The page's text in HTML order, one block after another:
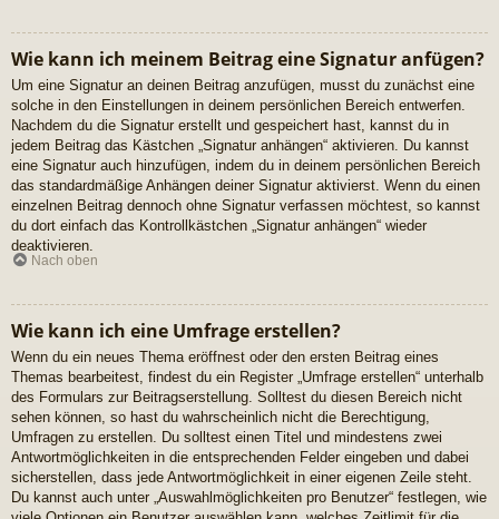
Wie kann ich meinem Beitrag eine Signatur anfügen?
Um eine Signatur an deinen Beitrag anzufügen, musst du zunächst eine
solche in den Einstellungen in deinem persönlichen Bereich entwerfen.
Nachdem du die Signatur erstellt und gespeichert hast, kannst du in
jedem Beitrag das Kästchen „Signatur anhängen“ aktivieren. Du kannst
eine Signatur auch hinzufügen, indem du in deinem persönlichen Bereich
das standardmäßige Anhängen deiner Signatur aktivierst. Wenn du einen
einzelnen Beitrag dennoch ohne Signatur verfassen möchtest, so kannst
du dort einfach das Kontrollkästchen „Signatur anhängen“ wieder
deaktivieren.
Nach oben
Wie kann ich eine Umfrage erstellen?
Wenn du ein neues Thema eröffnest oder den ersten Beitrag eines
Themas bearbeitest, findest du ein Register „Umfrage erstellen“ unterhalb
des Formulars zur Beitragserstellung. Solltest du diesen Bereich nicht
sehen können, so hast du wahrscheinlich nicht die Berechtigung,
Umfragen zu erstellen. Du solltest einen Titel und mindestens zwei
Antwortmöglichkeiten in die entsprechenden Felder eingeben und dabei
sicherstellen, dass jede Antwortmöglichkeit in einer eigenen Zeile steht.
Du kannst auch unter „Auswahlmöglichkeiten pro Benutzer“ festlegen, wie